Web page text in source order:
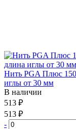
Нить PGA Плюс
иглы от 30 мм
В наличии
513 ₽
513 ₽
-